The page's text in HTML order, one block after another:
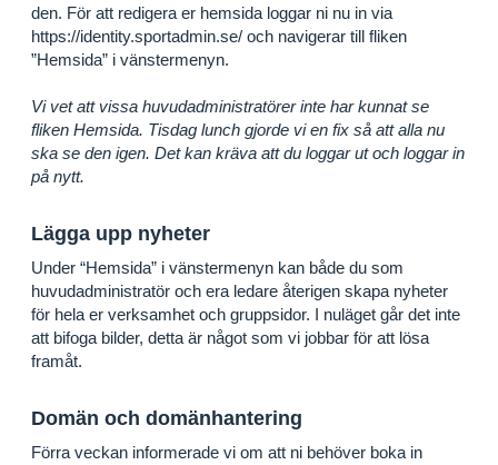
LEDARE - INFORMATION
den. För att redigera er hemsida loggar ni nu in via
https://identity.sportadmin.se/ och navigerar till fliken
”Hemsida” i vänstermenyn.
Vi vet att vissa huvudadministratörer inte har kunnat se
fliken Hemsida. Tisdag lunch gjorde vi en fix så att alla nu
ska se den igen. Det kan kräva att du loggar ut och loggar in
på nytt.
Lägga upp nyheter
Under “Hemsida” i vänstermenyn kan både du som
huvudadministratör och era ledare återigen skapa nyheter
för hela er verksamhet och gruppsidor. I nuläget går det inte
att bifoga bilder, detta är något som vi jobbar för att lösa
framåt.
Domän och domänhantering
Förra veckan informerade vi om att ni behöver boka in